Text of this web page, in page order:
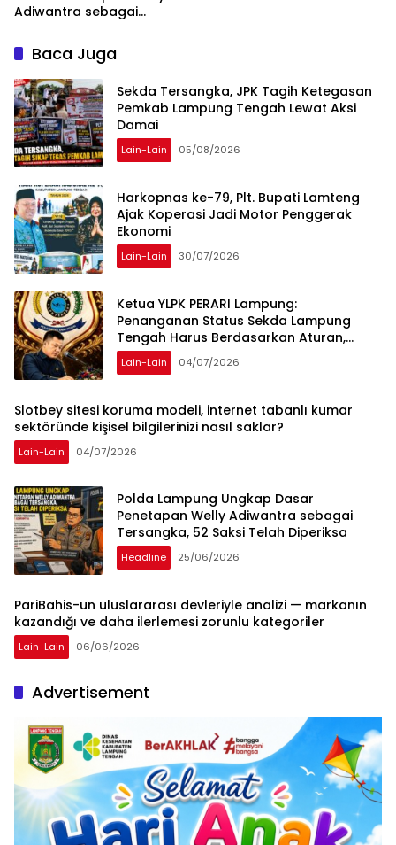
Adiwantra sebagai
Diperiksa
Baca Juga
Sekda Tersangka, JPK Tagih Ketegasan
Pemkab Lampung Tengah Lewat Aksi
Damai
Lain-Lain 05/08/2026
Harkopnas ke-79, Plt. Bupati Lamteng
Ajak Koperasi Jadi Motor Penggerak
Ekonomi
Lain-Lain 30/07/2026
Ketua YLPK PERARI Lampung:
Penanganan Status Sekda Lampung
Tengah Harus Berdasarkan Aturan,
Bukan Tekanan Opini
Lain-Lain 04/07/2026
Slotbey sitesi koruma modeli, internet tabanlı kumar
sektöründe kişisel bilgilerinizi nasıl saklar?
Lain-Lain 04/07/2026
Polda Lampung Ungkap Dasar
Penetapan Welly Adiwantra sebagai
Tersangka, 52 Saksi Telah Diperiksa
Headline 25/06/2026
PariBahis-un uluslararası devleriyle analizi — markanın
kazandığı ve daha ilerlemesi zorunlu kategoriler
Lain-Lain 06/06/2026
Advertisement